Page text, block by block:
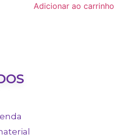
Adicionar ao carrinho